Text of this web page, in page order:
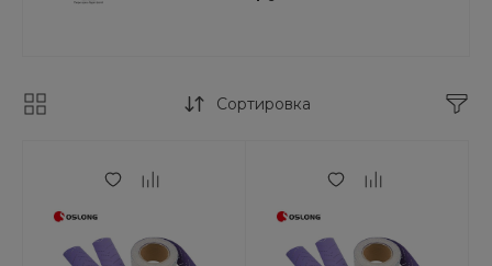
Сортировка